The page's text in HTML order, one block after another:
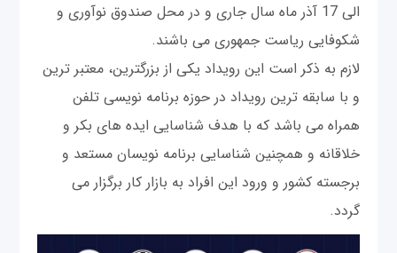
الی 17 آذر ماه سال جاری و در محل صندوق نوآوری و
شکوفایی ریاست جمهوری می باشند.
لازم به ذکر است این رویداد یکی از بزرگترین، معتبر ترین
و با سابقه ترین رویداد در حوزه برنامه نویسی تلفن
همراه می باشد که با هدف شناسایی ایده های بکر و
خلاقانه و همچنین شناسایی برنامه نویسان مستعد و
برجسته کشور و ورود این افراد به بازار کار برگزار می
گردد.